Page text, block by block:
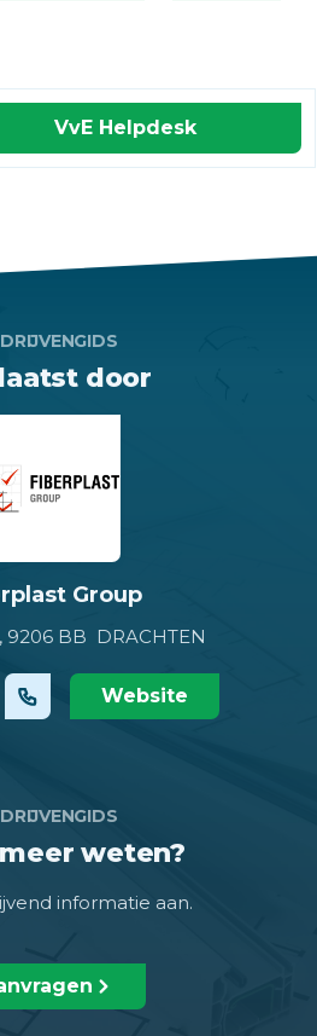
VvE Helpdesk
door
Group
9206 BB DRACHTEN
Website
weten?
informatie aan.